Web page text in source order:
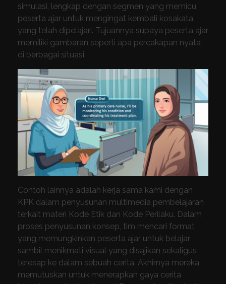
simulasi, lengkap dengan segmen yang memicu
peserta ajar untuk mengingat kembali kosakata
yang telah dipelajari. Tujuannya supaya peserta ajar
memiliki gambaran seperti apa percakapan nyata
di berbagai situasi.
Contoh lainnya adalah kerja sama kami dengan
KPK dalam penyusunan multimedia pembelajaran
terkait materi Kode Etik dan Kode Perilaku. Dalam
proses penyusunan konsep, tim mencari format
yang memungkinkan peserta ajar untuk belajar
sambil menikmati visual yang disajikan sekaligus
teresap ke dalam sebuah cerita. Akhirnya mereka
memutuskan untuk menerapkan gaya cerita